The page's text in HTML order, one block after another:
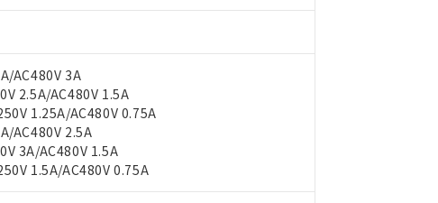
AC480V 3A
2.5A/AC480V 1.5A
1.25A/AC480V 0.75A
AC480V 2.5A
3A/AC480V 1.5A
1.5A/AC480V 0.75A